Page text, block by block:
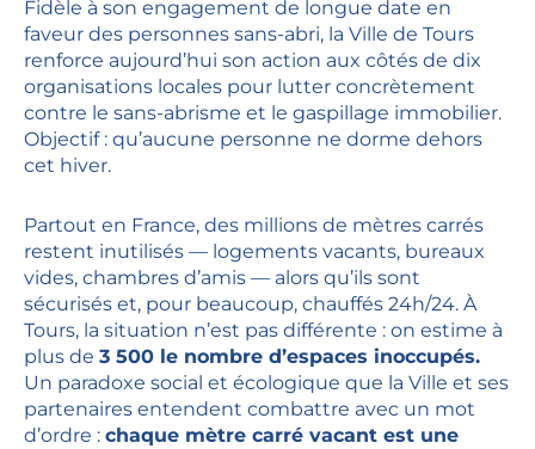
Fidèle à son engagement de longue date en
faveur des personnes sans-abri, la Ville de Tours
renforce aujourd’hui son action aux côtés de dix
organisations locales pour lutter concrètement
contre le sans-abrisme et le gaspillage immobilier.
Objectif : qu’aucune personne ne dorme dehors
cet hiver.
Partout en France, des millions de mètres carrés
restent inutilisés — logements vacants, bureaux
vides, chambres d’amis — alors qu’ils sont
sécurisés et, pour beaucoup, chauffés 24h/24. À
Tours, la situation n’est pas différente : on estime à
plus de 3 500 le nombre d’espaces inoccupés.
Un paradoxe social et écologique que la Ville et ses
partenaires entendent combattre avec un mot
d’ordre : chaque mètre carré vacant est une